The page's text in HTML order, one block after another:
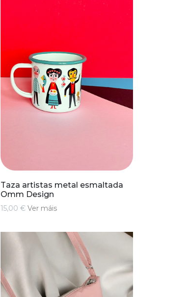
Taza artistas metal esmaltada
Omm Design
15,00 €Ver máis